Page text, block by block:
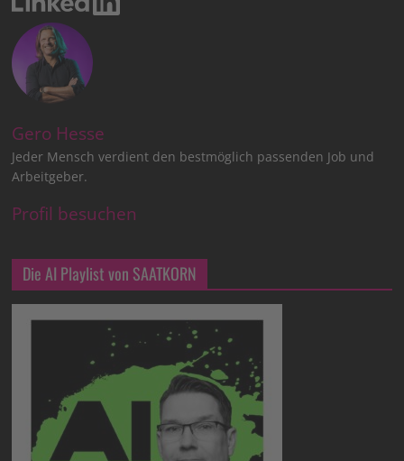
Gero Hesse
Jeder Mensch verdient den bestmöglich passenden Job und
Arbeitgeber.
Profil besuchen
Die AI Playlist von SAATKORN